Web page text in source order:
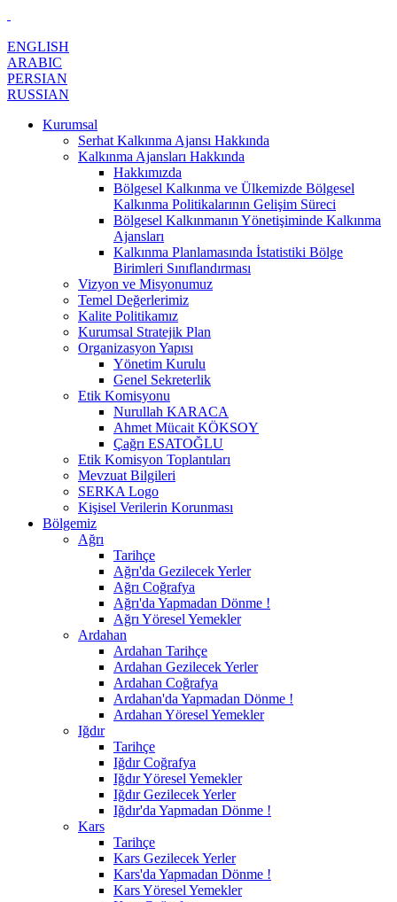
ENGLISH
ARABIC
PERSIAN
RUSSIAN
Kurumsal
Serhat Kalkınma Ajansı Hakkında
Kalkınma Ajansları Hakkında
Hakkımızda
Bölgesel Kalkınma ve Ülkemizde Bölgesel
Kalkınma Politikalarının Gelişim Süreci
Bölgesel Kalkınmanın Yönetişiminde Kalkınma
Ajansları
Kalkınma Planlamasında İstatistiki Bölge
Birimleri Sınıflandırması
Vizyon ve Misyonumuz
Temel Değerlerimiz
Kalite Politikamız
Kurumsal Stratejik Plan
Organizasyon Yapısı
Yönetim Kurulu
Genel Sekreterlik
Etik Komisyonu
Nurullah KARACA
Ahmet Mücait KÖKSOY
Çağrı ESATOĞLU
Etik Komisyon Toplantıları
Mevzuat Bilgileri
SERKA Logo
Kişisel Verilerin Korunması
Bölgemiz
Ağrı
Tarihçe
Ağrı'da Gezilecek Yerler
Ağrı Coğrafya
Ağrı'da Yapmadan Dönme !
Ağrı Yöresel Yemekler
Ardahan
Ardahan Tarihçe
Ardahan Gezilecek Yerler
Ardahan Coğrafya
Ardahan'da Yapmadan Dönme !
Ardahan Yöresel Yemekler
Iğdır
Tarihçe
Iğdır Coğrafya
Iğdır Yöresel Yemekler
Iğdır Gezilecek Yerler
Iğdır'da Yapmadan Dönme !
Kars
Tarihçe
Kars Gezilecek Yerler
Kars'da Yapmadan Dönme !
Kars Yöresel Yemekler